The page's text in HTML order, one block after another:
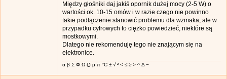
Między głośniki daj jakiś opornik dużej mocy (2-5 W) o
wartości ok. 10-15 omów i w razie czego nie powinno
takie podłączenie stanowić problemu dla wzmaka, ale w
przypadku cyfrowych to ciężko powiedzieć, niektóre są
mostkowymi.
Dlatego nie rekomenduję tego nie znającym się na
elektronice.
α β Σ Φ Ω ℧ μ π °C ± √ ² < ≤ ≥ > ^ Δ −